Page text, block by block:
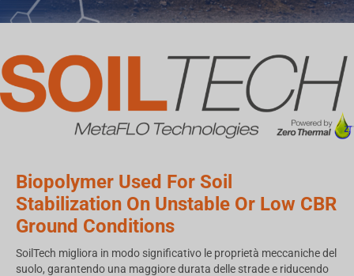
Biopolymer Used For Soil
Stabilization On Unstable Or Low CBR
Ground Conditions
SoilTech migliora in modo significativo le proprietà meccaniche del
suolo, garantendo una maggiore durata delle strade e riducendo